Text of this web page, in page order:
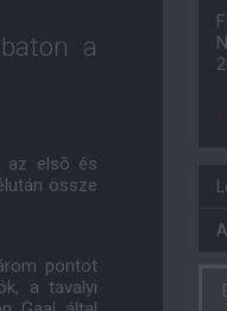
a
az elsõ és
össze
pontot
a tavalyi